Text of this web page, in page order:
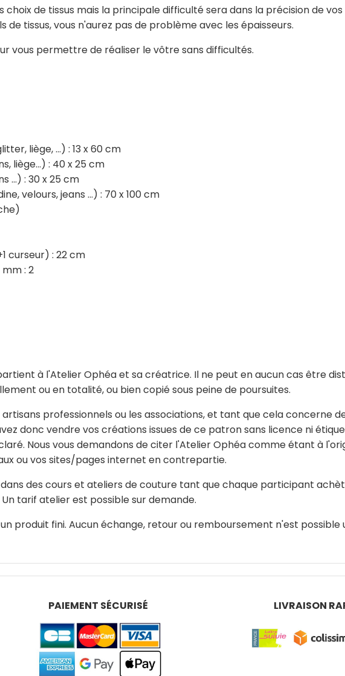
de tissus mais la principale difficulté sera dans la précision de
de tissus, vous n'aurez pas de problème avec les épaisseurs.
vous permettre de réaliser le vôtre sans difficultés.
liège, …) : 13 x 60 cm
liège…) : 40 x 25 cm
…) : 30 x 25 cm
velours, jeans …) : 70 x 100 cm
curseur) : 22 cm
: 2
à l'Atelier Ophéa et sa créatrice. Il ne peut en aucun cas être
ou en totalité, ou bien copié sous peine de poursuites.
professionnels ou les associations, et tant que cela concerne
donc vendre vos créations issues de ce patron sans licence ni
Nous vous demandons de citer l'Atelier Ophéa comme étant à
ou vos sites/pages internet en contrepartie.
des cours et ateliers de couture tant que chaque participant
tarif atelier est possible sur demande.
produit fini. Aucun échange, retour ou remboursement n'est possible
PAIEMENT SÉCURISÉ LIVRAISON